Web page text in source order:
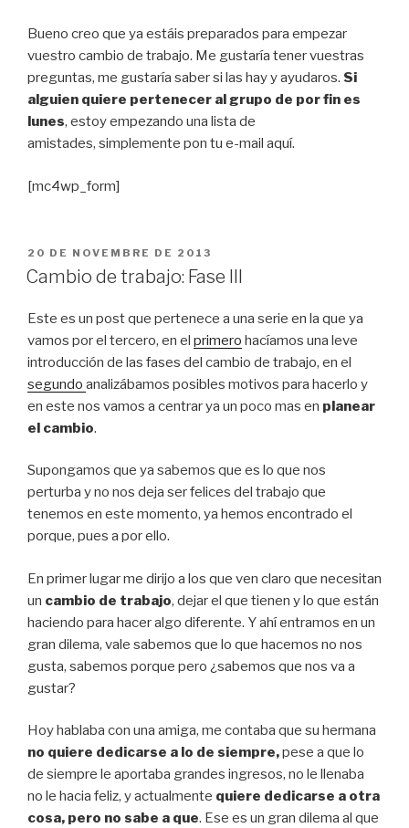
Bueno creo que ya estáis preparados para empezar
vuestro cambio de trabajo. Me gustaría tener vuestras
preguntas, me gustaría saber si las hay y ayudaros. Si
alguien quiere pertenecer al grupo de por fin es
lunes, estoy empezando una lista de
amistades, simplemente pon tu e-mail aquí.
[mc4wp_form]
PUBLICAT
A
20 DE NOVEMBRE DE 2013
Cambio de trabajo: Fase III
Este es un post que pertenece a una serie en la que ya
vamos por el tercero, en el primero hacíamos una leve
introducción de las fases del cambio de trabajo, en el
segundo analizábamos posibles motivos para hacerlo y
en este nos vamos a centrar ya un poco mas en planear
el cambio.
Supongamos que ya sabemos que es lo que nos
perturba y no nos deja ser felices del trabajo que
tenemos en este momento, ya hemos encontrado el
porque, pues a por ello.
En primer lugar me dirijo a los que ven claro que necesitan
un cambio de trabajo, dejar el que tienen y lo que están
haciendo para hacer algo diferente. Y ahí entramos en un
gran dilema, vale sabemos que lo que hacemos no nos
gusta, sabemos porque pero ¿sabemos que nos va a
gustar?
Hoy hablaba con una amiga, me contaba que su hermana
no quiere dedicarse a lo de siempre,pese a que lo
de siempre le aportaba grandes ingresos, no le llenaba
no le hacia feliz, y actualmente quiere dedicarse a otra
cosa, pero no sabe a que. Ese es un gran dilema al que